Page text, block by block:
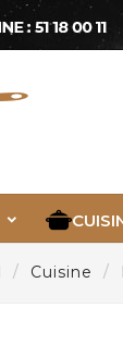
Cuisine